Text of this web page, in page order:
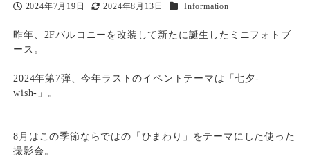
投稿日
2024年7月19日
更新日
2024年8月13日 カテゴリー
Information
昨年、2Fバルコニーを改装して新たに誕生したミニフォトブ
ース。
2024年第7弾、今年ラストのイベントテーマは「七夕-
wish-」。
8月はこの季節ならではの「ひまわり」をテーマにした使った
撮影会。